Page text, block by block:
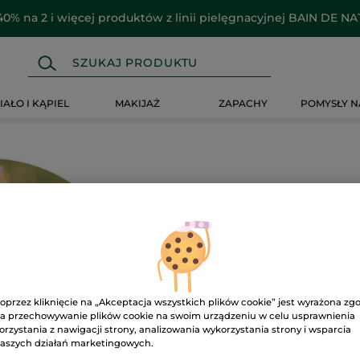
na 2 i więcej produktów z linii pielęgnacyjnej BAIN DE
I KĄPIEL MAKIJAŻ ZAPACHY POMYSŁY
Ups!
kliknięcie na „Akceptacja wszystkich plików cookie” jest wyrażona
przechowywanie plików cookie na swoim urządzeniu w celu usprawnienia
z nawigacji strony, analizowania wykorzystania strony i wsparcia
działań marketingowych.